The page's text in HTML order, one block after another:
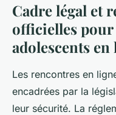
Cadre légal et
officielles
adolescents en
Les rencontres en
encadrées par la
leur sécurité. La